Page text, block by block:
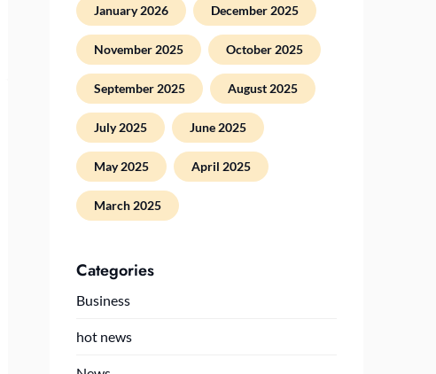
January 2026 December 2025
November 2025 October 2025
September 2025 August 2025
July 2025 June 2025
May 2025 April 2025
March 2025
Categories
Business
hot news